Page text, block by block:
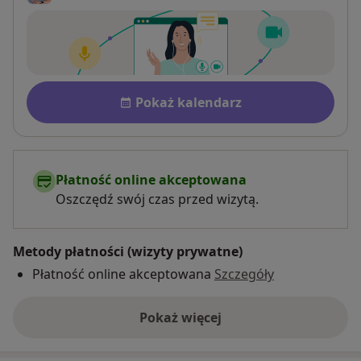
Dostępność
Pokaż kalendarz
Płatność online akceptowana
Oszczędź swój czas przed wizytą.
Metody płatności (wizyty prywatne)
Płatność online akceptowana Szczegóły
Pokaż więcej
o adresie